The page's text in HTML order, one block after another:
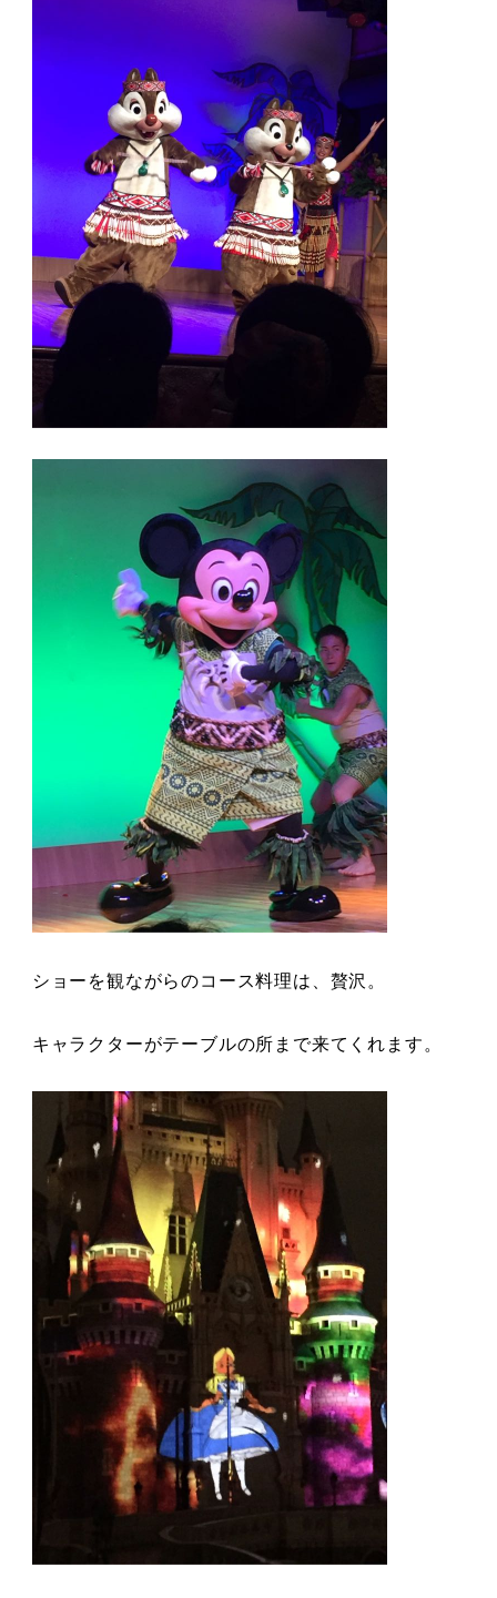
ショーを観ながらのコース料理は、贅沢。
キャラクターがテーブルの所まで来てくれます。